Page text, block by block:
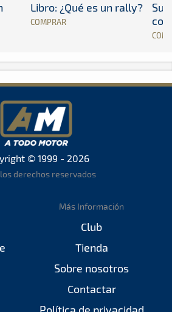
Libro: ¿Qué es un rally?
COMPRAR
© 1999 - 2026
derechos reservados
Más Información
Club
Tienda
Sobre nosotros
Contactar